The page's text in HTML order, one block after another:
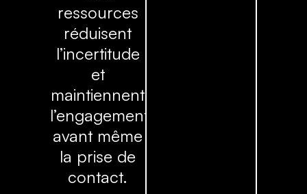
ressources
réduisent
l’incertitude
et
maintiennent
l’engagement
avant même
la prise de
contact.